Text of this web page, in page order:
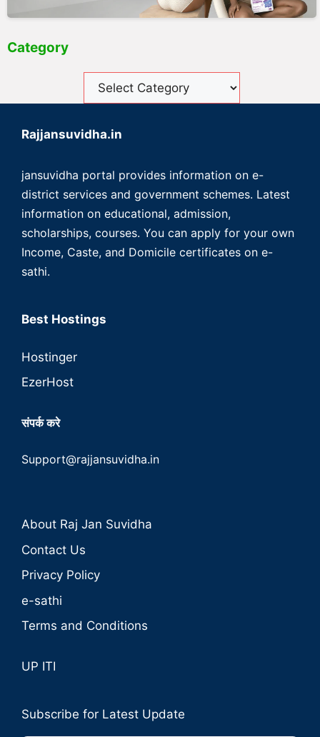
Category
Rajjansuvidha.in
jansuvidha portal provides information on e-
district services and government schemes. Latest
information on educational, admission,
scholarships, courses. You can apply for your own
Income, Caste, and Domicile certificates on e-
sathi.
Best Hostings
Hostinger
EzerHost
संपर्क करे
Support@rajjansuvidha.in
About Raj Jan Suvidha
Contact Us
Privacy Policy
e-sathi
Terms and Conditions
UP ITI
Subscribe for Latest Update